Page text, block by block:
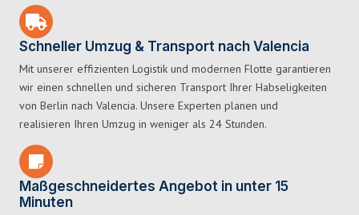
Schneller Umzug & Transport nach Valencia
Mit unserer effizienten Logistik und modernen Flotte garantieren
wir einen schnellen und sicheren Transport Ihrer Habseligkeiten
von Berlin nach Valencia. Unsere Experten planen und
realisieren Ihren Umzug in weniger als 24 Stunden.
Maßgeschneidertes Angebot in unter 15
Minuten